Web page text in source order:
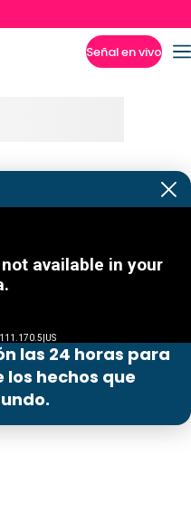
Señal en vivo
las 24 horas para
hechos que